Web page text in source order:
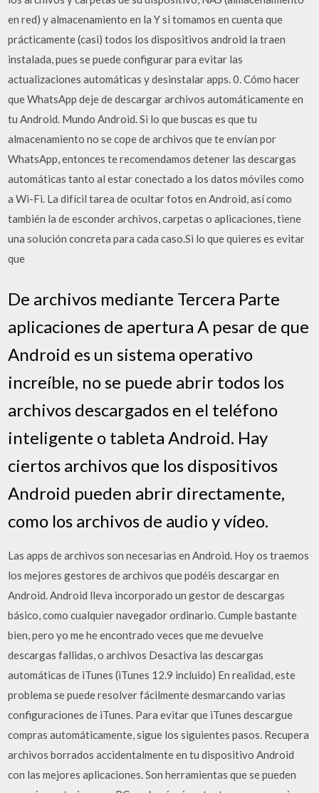
en red) y almacenamiento en la Y si tomamos en cuenta que
prácticamente (casi) todos los dispositivos android la traen
instalada, pues se puede configurar para evitar las
actualizaciones automáticas y desinstalar apps. 0. Cómo hacer
que WhatsApp deje de descargar archivos automáticamente en
tu Android. Mundo Android. Si lo que buscas es que tu
almacenamiento no se cope de archivos que te envían por
WhatsApp, entonces te recomendamos detener las descargas
automáticas tanto al estar conectado a los datos móviles como
a Wi-Fi. La difícil tarea de ocultar fotos en Android, así como
también la de esconder archivos, carpetas o aplicaciones, tiene
una solución concreta para cada caso.Si lo que quieres es evitar
que
De archivos mediante Tercera Parte
aplicaciones de apertura A pesar de que
Android es un sistema operativo
increíble, no se puede abrir todos los
archivos descargados en el teléfono
inteligente o tableta Android. Hay
ciertos archivos que los dispositivos
Android pueden abrir directamente,
como los archivos de audio y vídeo.
Las apps de archivos son necesarias en Android. Hoy os traemos
los mejores gestores de archivos que podéis descargar en
Android. Android lleva incorporado un gestor de descargas
básico, como cualquier navegador ordinario. Cumple bastante
bien, pero yo me he encontrado veces que me devuelve
descargas fallidas, o archivos Desactiva las descargas
automáticas de iTunes (iTunes 12.9 incluido) En realidad, este
problema se puede resolver fácilmente desmarcando varias
configuraciones de iTunes. Para evitar que iTunes descargue
compras automáticamente, sigue los siguientes pasos. Recupera
archivos borrados accidentalmente en tu dispositivo Android
con las mejores aplicaciones. Son herramientas que se pueden